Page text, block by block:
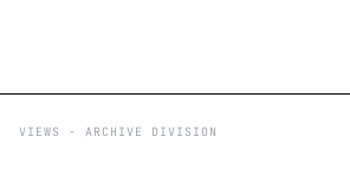
VIEWS - ARCHIVE DIVISION